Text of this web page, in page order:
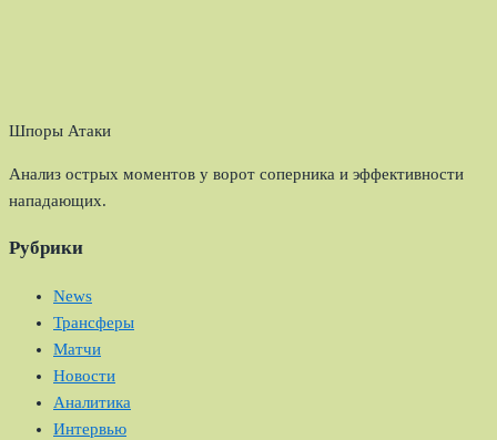
Шпоры Атаки
Анализ острых моментов у ворот соперника и эффективности
нападающих.
Рубрики
News
Трансферы
Матчи
Новости
Аналитика
Интервью